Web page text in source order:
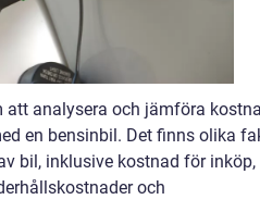
analysera och jämföra
en bensinbil. Det finns olika
bil, inklusive kostnad för inköp,
och